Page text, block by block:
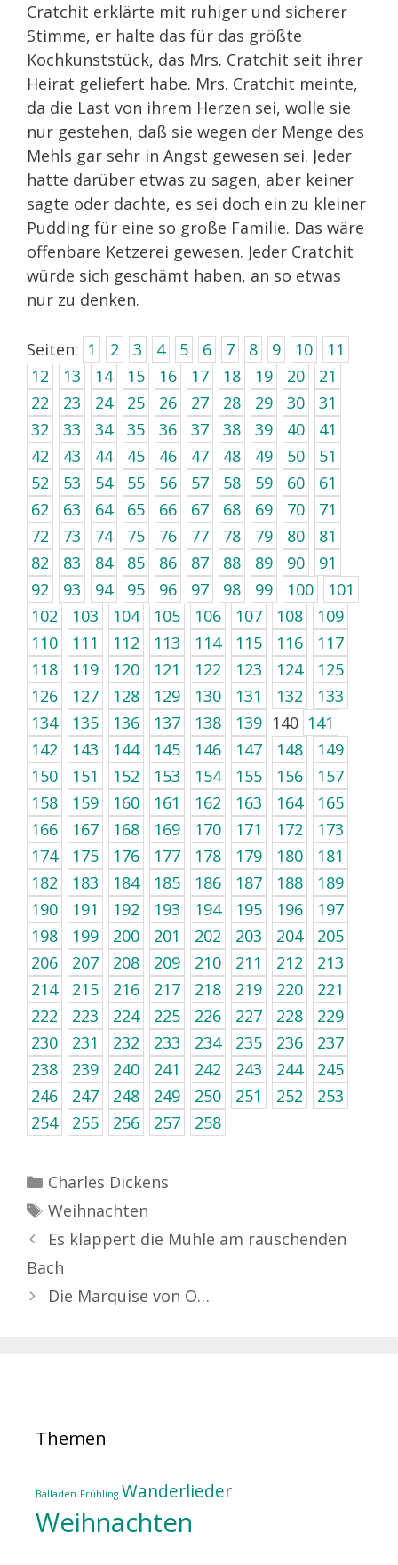
Cratchit erklärte mit ruhiger und sicherer
Stimme, er halte das für das größte
Kochkunststück, das Mrs. Cratchit seit ihrer
Heirat geliefert habe. Mrs. Cratchit meinte,
da die Last von ihrem Herzen sei, wolle sie
nur gestehen, daß sie wegen der Menge des
Mehls gar sehr in Angst gewesen sei. Jeder
hatte darüber etwas zu sagen, aber keiner
sagte oder dachte, es sei doch ein zu kleiner
Pudding für eine so große Familie. Das wäre
offenbare Ketzerei gewesen. Jeder Cratchit
würde sich geschämt haben, an so etwas
nur zu denken.
Seiten: 1 2 3 4 5 6 7 8 9 10
11
12
13 14 15 16 17 18 19 20
21
22
23 24 25 26 27 28 29 30
31
32
33 34 35 36 37 38 39 40
41
42
43 44 45 46 47 48 49 50
51
52
53 54 55 56 57 58 59 60
61
62
63 64 65 66 67 68 69 70
71
72
73 74 75 76 77 78 79 80
81
82
83 84 85 86 87 88 89 90
91
92
93 94 95 96 97 98 99 100
101
102
103 104 105 106 107 108
109
110
111 112 113 114 115 116
117
118
119 120 121 122 123 124
125
126
127 128 129 130 131 132
133
134
135 136 137 138 139 140 141
142
143 144 145 146 147 148
149
150
151 152 153 154 155 156
157
158
159 160 161 162 163 164
165
166
167 168 169 170 171 172
173
174
175 176 177 178 179 180
181
182
183 184 185 186 187 188
189
190
191 192 193 194 195 196
197
198
199 200 201 202 203 204
205
206
207 208 209 210 211 212
213
214
215 216 217 218 219 220
221
222
223 224 225 226 227 228
229
230
231 232 233 234 235 236
237
238
239 240 241 242 243 244
245
246
247 248 249 250 251 252
253
254
255 256 257 258
Kategorien
Charles Dickens
Schlagwörter
Weihnachten
Es klappert die Mühle am rauschenden
Bach
Die Marquise von O…
Themen
Balladen Frühling Wanderlieder
Weihnachten